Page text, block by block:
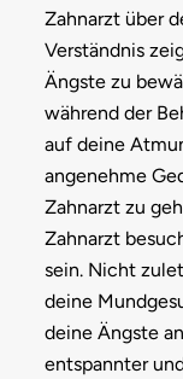
Zahnarzt über
Verständnis
Ängste zu
während der
auf deine
angenehme
Zahnarzt zu
Zahnarzt
sein. Nicht
deine
deine Ängste
entspannter